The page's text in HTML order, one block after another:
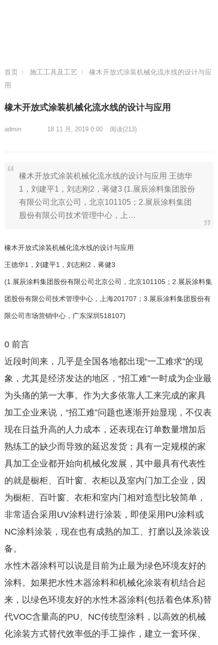
首页 施工工具及工艺
橡木开放式涂装机械化流水线的设计与应
用
橡木开放式涂装机械化流水线的设计与应用
admin 18 11 月, 2019 0:00 阅读(213)
橡木开放式涂装机械化流水线的设计与应用 王德华
1，刘建平1，刘志刚2，蒋健3 (1.展辰涂料集团股份
有限公司北京公司，北京101105；2.展辰涂料集团
股份有限公司技术管理中心，上…
橡木开放式涂装机械化流水线的设计与应用
王德华1，刘建平1，刘志刚2，蒋健3
(1.展辰涂料集团股份有限公司北京公司，北京101105；2.展辰涂料集
团股份有限公司技术管理中心，上海201707；3.展辰涂料集团股份有
限公司市场营销中心，广东深圳518107)
0 前言
近段时间来，几乎是全国各地都出现“一工难求”的现
象，尤其是经济发达的地区，“招工难”一时成为企业最
为头痛的第一大事。作为大多依靠人工来完成的家具
加工企业来说，“招工难”问题也逐渐开始显现，不仅表
现在日益升高的人力成本，还表现在订单数量增加后
熟练工的缺少而导致的延迟发货；具有一定规模的家
具加工企业都开始向机械化发展，其中最具有代表性
的就是橱柜、百叶窗、衣柜以及室内门加工企业，因
为橱柜、百叶窗、衣柜和室内门相对造型比较简单，
非常适合采用UV涂料进行涂装，即使采用PU涂料或
NC涂料涂装，现在也有成熟的加工、打磨以及涂装设
备。
水性木器涂料可以说是目前为止最为绿色环境友好的
涂料。如果把水性木器涂料和机械化涂装有机结合起
来，以绿色环境友好的水性木器涂料(包括着色体系)替
代VOC含量高的PU、NC传统型涂料，以高效的机械
化涂装方式替代效率低的手工操作，建立一套环保、